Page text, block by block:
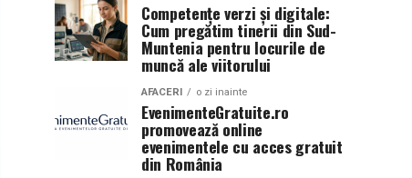
Competențe verzi și digitale:
Cum pregătim tinerii din Sud-
Muntenia pentru locurile de
muncă ale viitorului
AFACERI o zi inainte
EvenimenteGratuite.ro
promovează online
evenimentele cu acces gratuit
din România